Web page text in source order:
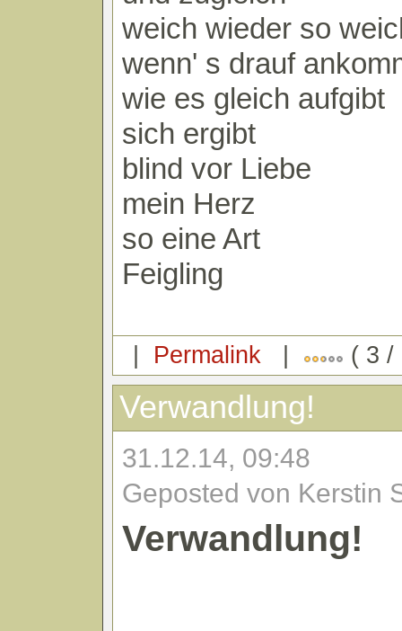
weich wieder so
wenn' s drauf
wie es gleich aufgibt
sich ergibt
blind vor Liebe
mein Herz
so eine Art
Feigling
Permalink| ( 3 /
Verwandlung!
31.12.14, 09:48
Geposted von Kerstin
Verwandlung!